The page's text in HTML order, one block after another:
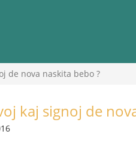
de nova naskita bebo ?
kaj signoj de